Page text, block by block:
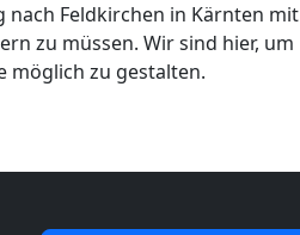
nach Feldkirchen in Kärnten mit
zu müssen. Wir sind hier, um
möglich zu gestalten.